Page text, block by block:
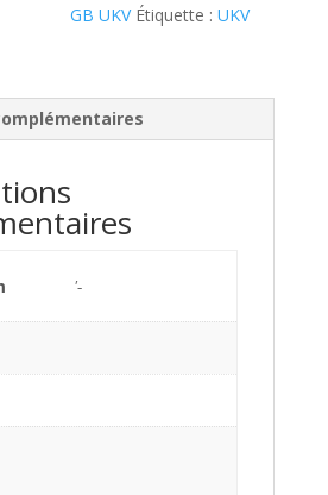
GB UKV Étiquette :UKV
'-